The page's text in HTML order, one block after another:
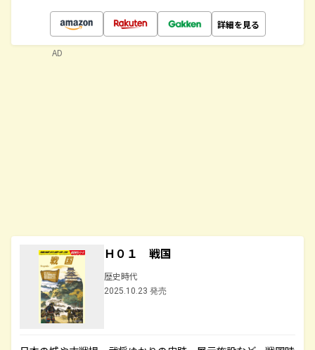
詳細を見る
Ｈ０１ 戦国
歴史時代
2025.10.23 発売
AD